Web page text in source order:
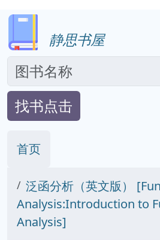
静思书屋
找书点击
首页
泛函分析（英文版）
Analysis:Introduction to
Analysis]